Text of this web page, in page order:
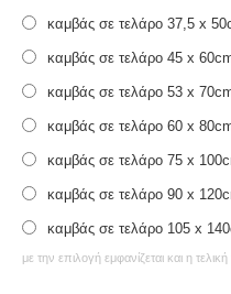
καμβάς σε τελάρο 37,5 x
καμβάς σε τελάρο 45 x
καμβάς σε τελάρο 53 x
καμβάς σε τελάρο 60 x
καμβάς σε τελάρο 75 x
καμβάς σε τελάρο 90 x
καμβάς σε τελάρο 105 x
με την επιλογή εμφανίζεται και η